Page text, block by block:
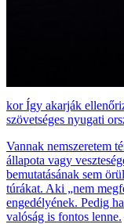
Így akarják
szövetséges nyugati
Vannak nemszeretem
állapota vagy
bemutatásának sem
túrákat. Aki „nem
engedélyének. Pedig
valóság is fontos lenne.